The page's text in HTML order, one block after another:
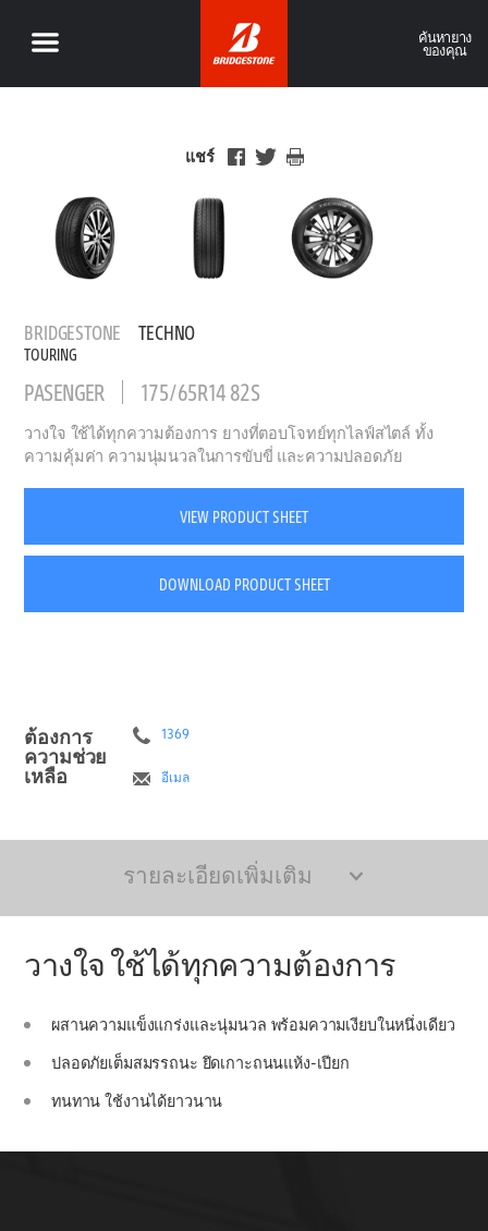
ค้นหายาง
ของคุณ
แชร์
BRIDGESTONE TECHNO
TOURING
PASENGER 175/65R14 82S
วางใจ ใช้ได้ทุกความต้องการ ยางที่ตอบโจทย์ทุกไลฟ์สไตล์ ทั้ง
ความคุ้มค่า ความนุ่มนวลในการขับขี่ และความปลอดภัย
VIEW PRODUCT SHEET
DOWNLOAD PRODUCT SHEET
ต้องการ
ความช่วย
เหลือ
1369
อีเมล
รายละเอียดเพิ่มเติม
วางใจ ใช้ได้ทุกความต้องการ
ผสานความแข็งแกร่งและนุ่มนวล พร้อมความเงียบในหนึ่งเดียว
ปลอดภัยเต็มสมรรถนะ ยึดเกาะถนนแห้ง-เปียก
ทนทาน ใช้งานได้ยาวนาน